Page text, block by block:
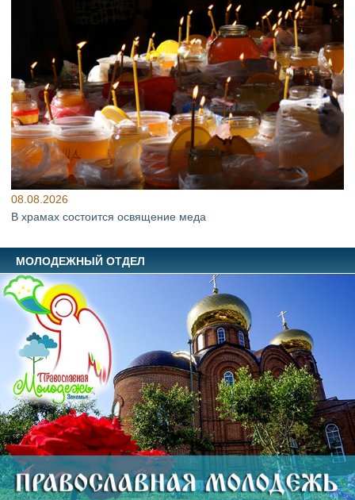
08.08.2026
В храмах состоится освящение меда
МОЛОДЕЖНЫЙ ОТДЕЛ